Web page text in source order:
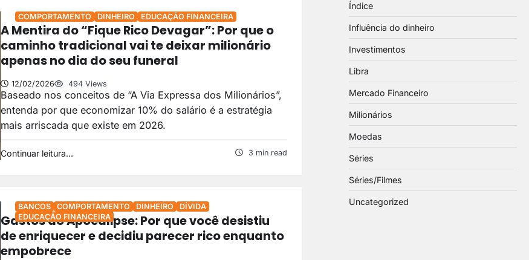
COMPORTAMENTO DINHEIRO EDUCAÇÃO FINANCEIRA
A Mentira do “Fique Rico Devagar”: Por que o
caminho tradicional vai te deixar milionário
apenas no dia do seu funeral
12/02/2026 494 Views
Baseado nos conceitos de “A Via Expressa dos Milionários”,
entenda por que economizar 10% do salário é a estratégia
mais arriscada que existe em 2026.
Continuar leitura... 3 min read
BANCOS COMPORTAMENTO DINHEIRO
DÍVIDA
EDUCAÇÃO FINANCEIRA
Gastos do Apocalipse: Por que você desistiu
de enriquecer e decidiu parecer rico enquanto
empobrece
Índice
Influência do dinheiro
Investimentos
Libra
Mercado Financeiro
Milionários
Moedas
Séries
Séries/Filmes
Uncategorized